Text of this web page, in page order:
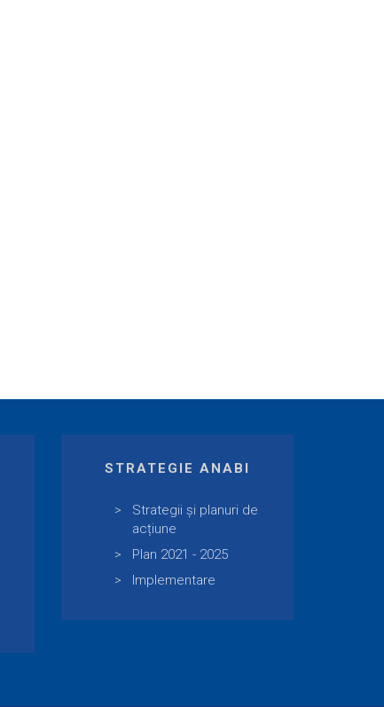
STRATEGIE ANABI
Strategii și planuri de
acțiune
Plan 2021 - 2025
Implementare